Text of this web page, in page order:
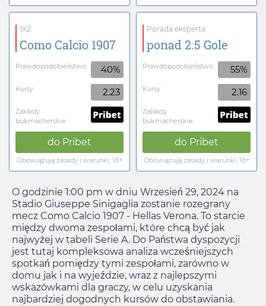
1X2
Como Calcio 1907
Prawdopodobieństwo 40%
Kursy 2.23
Zakłady
bukmacherskie
do Pribet
Obowiązują zasady i warunki, 18+
Porada eksperta
ponad 2.5 Gole
Prawdopodobieństwo 55%
Kursy 2.16
Zakłady
bukmacherskie
do Pribet
Obowiązują zasady i warunki, 18+
O godzinie 1:00 pm w dniu Wrzesień 29, 2024 na
Stadio Giuseppe Sinigaglia zostanie rozegrany
mecz Como Calcio 1907 - Hellas Verona. To starcie
między dwoma zespołami, które chcą być jak
najwyżej w tabeli Serie A. Do Państwa dyspozycji
jest tutaj kompleksowa analiza wcześniejszych
spotkań pomiędzy tymi zespołami, zarówno w
domu jak i na wyjeździe, wraz z najlepszymi
wskazówkami dla graczy, w celu uzyskania
najbardziej dogodnych kursów do obstawiania.